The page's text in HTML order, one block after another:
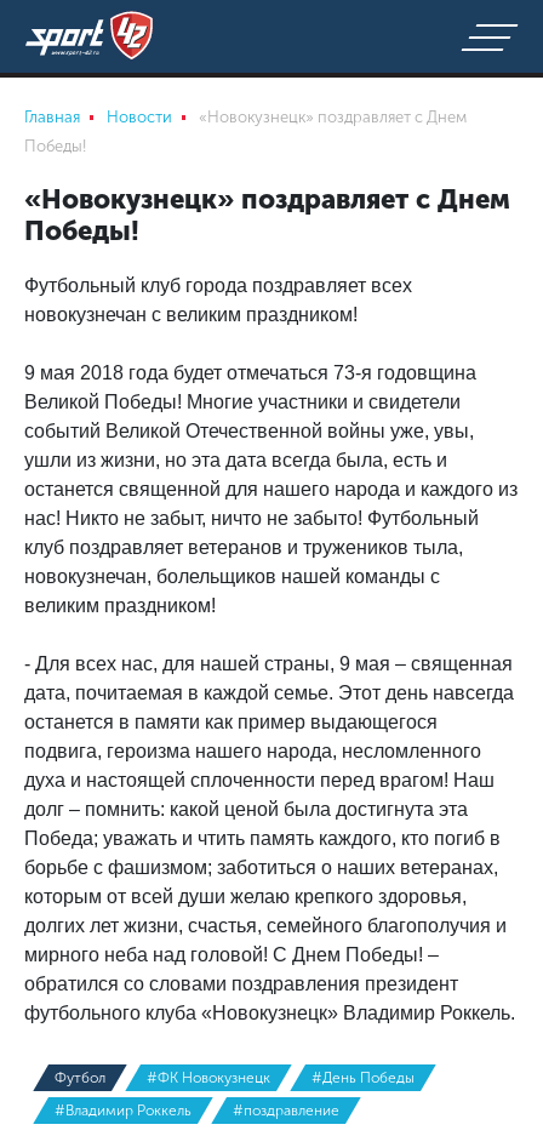
Главная Новости
«Новокузнецк» поздравляет с Днем
Победы!
«Новокузнецк» поздравляет с Днем
Победы!
Футбольный клуб города поздравляет всех
новокузнечан с великим праздником!
9 мая 2018 года будет отмечаться 73-я годовщина
Великой Победы! Многие участники и свидетели
событий Великой Отечественной войны уже, увы,
ушли из жизни, но эта дата всегда была, есть и
останется священной для нашего народа и каждого из
нас! Никто не забыт, ничто не забыто! Футбольный
клуб поздравляет ветеранов и тружеников тыла,
новокузнечан, болельщиков нашей команды с
великим праздником!
- Для всех нас, для нашей страны, 9 мая – священная
дата, почитаемая в каждой семье. Этот день навсегда
останется в памяти как пример выдающегося
подвига, героизма нашего народа, несломленного
духа и настоящей сплоченности перед врагом! Наш
долг – помнить: какой ценой была достигнута эта
Победа; уважать и чтить память каждого, кто погиб в
борьбе с фашизмом; заботиться о наших ветеранах,
которым от всей души желаю крепкого здоровья,
долгих лет жизни, счастья, семейного благополучия и
мирного неба над головой! С Днем Победы! –
обратился со словами поздравления президент
футбольного клуба «Новокузнецк» Владимир Роккель.
Футбол #ФК Новокузнецк
#День Победы
#Владимир Роккель
#поздравление